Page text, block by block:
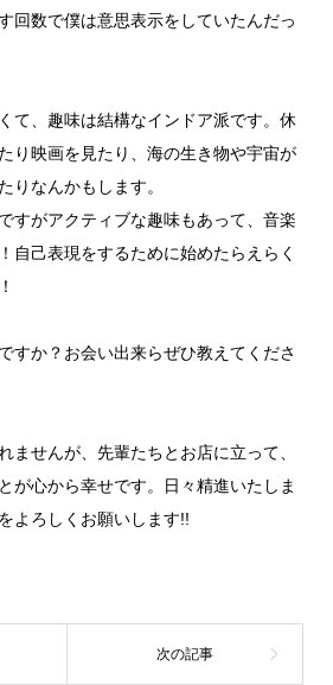
回数で僕は意思表示をしていたんだっ
て、趣味は結構なインドア派です。休
り映画を見たり、海の生き物や宇宙が
りなんかもします。
すがアクティブな趣味もあって、音楽
自己表現をするために始めたらえらく
すか？お会い出来らぜひ教えてくださ
ませんが、先輩たちとお店に立って、
が心から幸せです。日々精進いたしま
よろしくお願いします!!